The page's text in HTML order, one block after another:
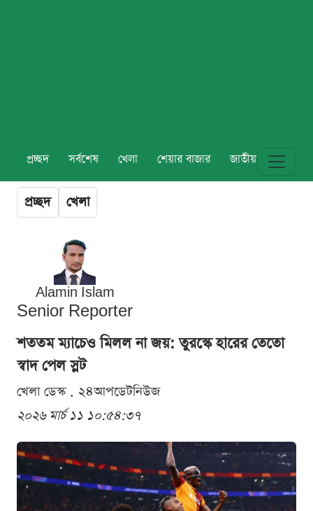
প্রচ্ছদ সর্বশেষ খেলা শেয়ার বাজার জাতীয় বিশ্ব
প্রচ্ছদ খেলা
Alamin Islam
Senior Reporter
শততম ম্যাচেও মিলল না জয়: তুরস্কে হারের তেতো
স্বাদ পেল স্লট
খেলা ডেস্ক . ২৪আপডেটনিউজ
২০২৬ মার্চ ১১ ১০:৫৪:৩৭